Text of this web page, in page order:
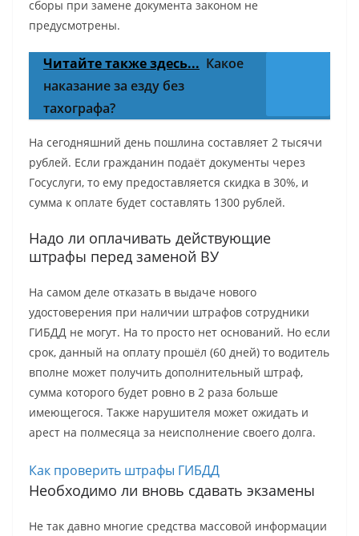
сборы при замене документа законом не
предусмотрены.
Читайте также здесь... Какое
наказание за езду без
тахографа?
На сегодняшний день пошлина составляет 2 тысячи
рублей. Если гражданин подаёт документы через
Госуслуги, то ему предоставляется скидка в 30%, и
сумма к оплате будет составлять 1300 рублей.
Надо ли оплачивать действующие
штрафы перед заменой ВУ
На самом деле отказать в выдаче нового
удостоверения при наличии штрафов сотрудники
ГИБДД не могут. На то просто нет оснований. Но если
срок, данный на оплату прошёл (60 дней) то водитель
вполне может получить дополнительный штраф,
сумма которого будет ровно в 2 раза больше
имеющегося. Также нарушителя может ожидать и
арест на полмесяца за неисполнение своего долга.
Как проверить штрафы ГИБДД
Необходимо ли вновь сдавать экзамены
Не так давно многие средства массовой информации